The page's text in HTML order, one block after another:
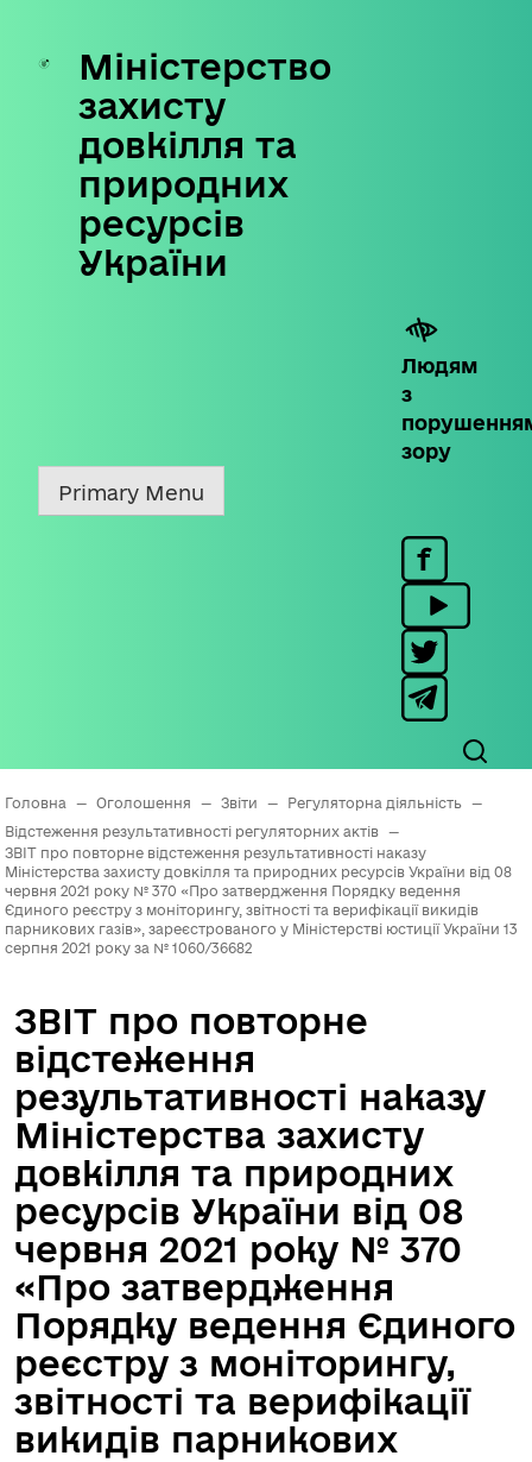
Skip
content
Міністерство
захисту
довкілля та
природних
ресурсів
України
Людям
з
зору
Primary Menu
Головна — Оголошення — Звіти — Регуляторна діяльність
—
Відстеження результативності регуляторних актів
—
ЗВІТ про повторне відстеження результативності наказу
Міністерства захисту довкілля та природних ресурсів України від 08
червня 2021 року № 370 «Про затвердження Порядку ведення
Єдиного реєстру з моніторингу, звітності та верифікації викидів
парникових газів», зареєстрованого у Міністерстві юстиції України 13
серпня 2021 року за № 1060/36682
ЗВІТ про повторне
відстеження
результативності наказу
Міністерства захисту
довкілля та природних
ресурсів України від 08
червня 2021 року № 370
«Про затвердження
Порядку ведення Єдиного
реєстру з моніторингу,
звітності та верифікації
викидів парникових